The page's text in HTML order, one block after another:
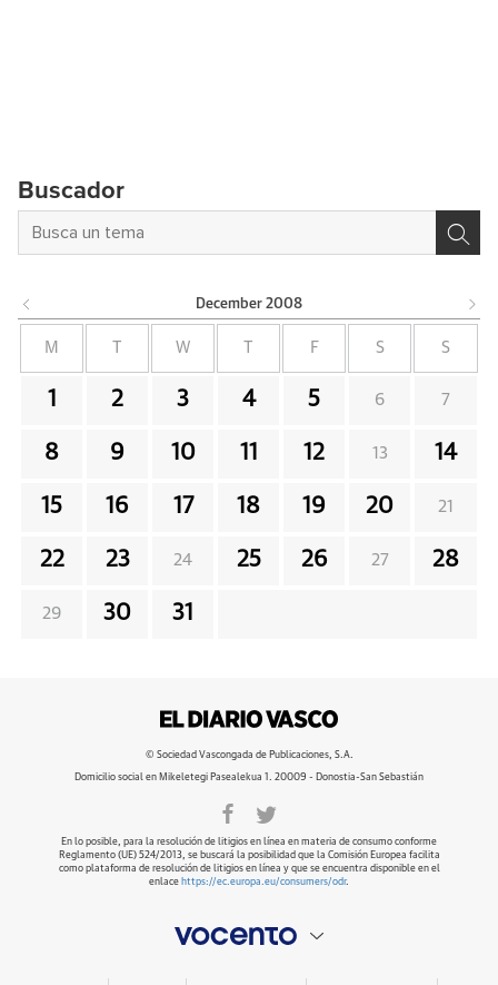
Buscador
December 2008
M W F S S
1 2 3 4 5 6 7
8 9 10 11 12 13 14
15 16 17 18 19 20 21
22 23 24 25 26 27 28
29 30 31
© Sociedad Vascongada de Publicaciones, S.A.
Domicilio social en Mikeletegi Pasealekua 1. 20009 - Donostia-San Sebastián
En lo posible, para la resolución de litigios en línea en materia de consumo conforme
Reglamento (UE) 524/2013, se buscará la posibilidad que la Comisión Europea facilita
como plataforma de resolución de litigios en línea y que se encuentra disponible en el
enlace https://ec.europa.eu/consumers/odr.